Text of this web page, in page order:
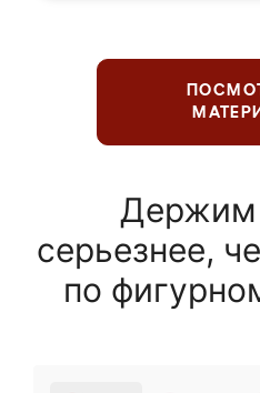
Держим
серьезнее,
по